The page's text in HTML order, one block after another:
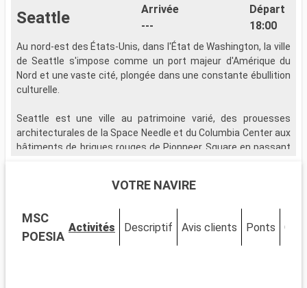
Seattle
Arrivée
---
Départ
18:00
Au nord-est des États-Unis, dans l'État de Washington, la ville
de Seattle s'impose comme un port majeur d'Amérique du
Nord et une vaste cité, plongée dans une constante ébullition
culturelle.
Seattle est une ville au patrimoine varié, des prouesses
architecturales de la Space Needle et du Columbia Center aux
bâtiments de briques rouges de Pionneer Square en passant
le Puget Sound, le bras de l?océan sur lequel s'est construit
avec l'Underground Tour. Les amateurs de musique se
dirigeront plus volontiers vers l'Experience Music Project du
Seattle Center, véritable temple du rock et du grunge. Enfin, au
VOTRE NAVIRE
MSC
POESIA
Activités Descriptif Avis clients Ponts